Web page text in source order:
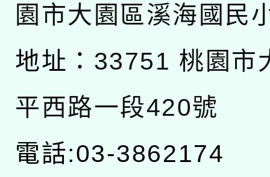
園市大園區溪海國民
地址： 33751 桃園市
平西路一段420號
電話:03-3862174